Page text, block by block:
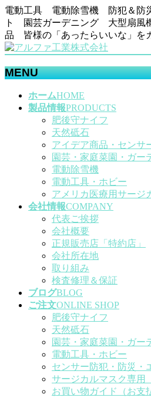
電動工具 電動除雪機 防犯＆防
ト 園芸ガーデニング 大型扇
品 皆様の「あったらいいな」を
MENU
ホームHOME
製品情報PRODUCTS
肥後守ナイフ
天然砥石
アイデア商品・センサ
園芸・家庭菜園・ガー
電動除雪機
電動工具・ホビー
アメリカ医療用サージ
会社情報COMPANY
代表ご挨拶
会社概要
正規販売店「特約店」
会社所在地
取り組み
検査修理＆保証
ブログBLOG
ご注文ONLINE SHOP
肥後守ナイフ
天然砥石
園芸・家庭菜園・ガー
電動工具・ホビー
センサー防犯・防災・
サージカルマスク専
お買い物ガイド（お支